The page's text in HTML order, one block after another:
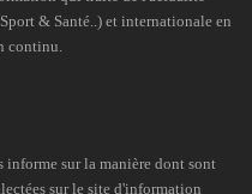
& Santé..) et internationale en
continu.
sur la manière dont sont
sur le site d'information